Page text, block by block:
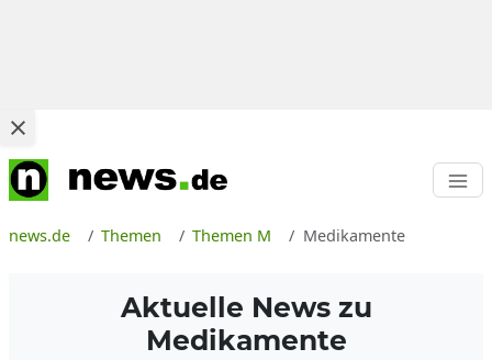
news.de Themen Themen M Medikamente
Aktuelle News zu
Medikamente